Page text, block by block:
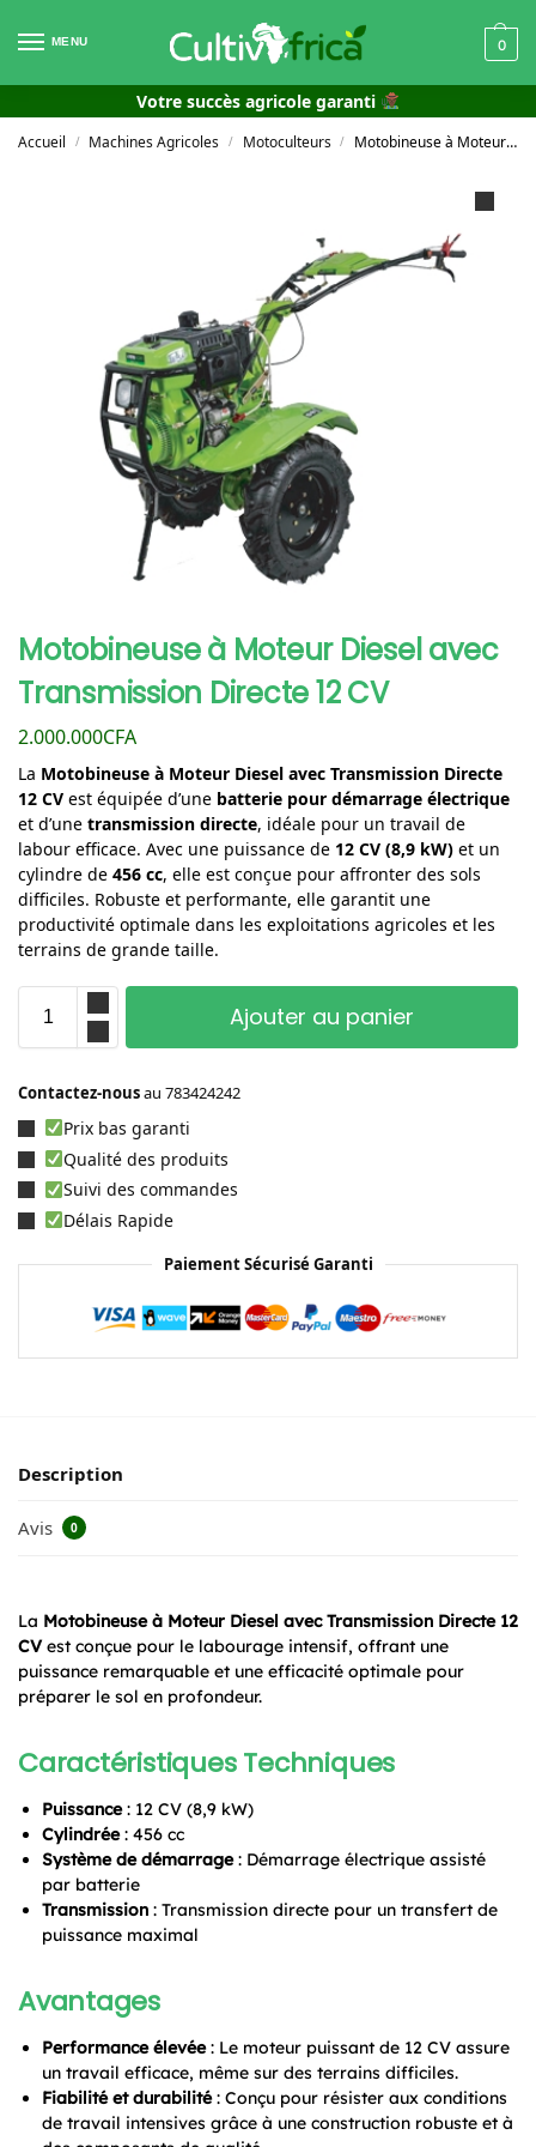
MENU 0
Votre succès agricole garanti
Accueil / Machines Agricoles / Motoculteurs / Motobineuse à Moteur Diesel avec Transmission Directe 12 CV
Motobineuse à Moteur Diesel avec
Transmission Directe 12 CV
2.000.000CFA
La Motobineuse à Moteur Diesel avec Transmission Directe
12 CV est équipée d’une batterie pour démarrage électrique
et d’une transmission directe, idéale pour un travail de
labour efficace. Avec une puissance de 12 CV (8,9 kW) et un
cylindre de 456 cc, elle est conçue pour affronter des sols
difficiles. Robuste et performante, elle garantit une
productivité optimale dans les exploitations agricoles et les
terrains de grande taille.
Ajouter au panier
Contactez-nousau 783424242
Prix bas garanti
Qualité des produits
Suivi des commandes
Délais Rapide
Paiement Sécurisé Garanti
Description
Avis 0
La Motobineuse à Moteur Diesel avec Transmission Directe 12
CVest conçue pour le labourage intensif, offrant une
puissance remarquable et une efficacité optimale pour
préparer le sol en profondeur.
Caractéristiques Techniques
Puissance: 12 CV (8,9 kW)
Cylindrée: 456 cc
Système de démarrage: Démarrage électrique assisté
par batterie
Transmission : Transmission directe pour un transfert de
puissance maximal
Avantages
Performance élevée: Le moteur puissant de 12 CV assure
un travail efficace, même sur des terrains difficiles.
Fiabilité et durabilité: Conçu pour résister aux conditions
de travail intensives grâce à une construction robuste et à